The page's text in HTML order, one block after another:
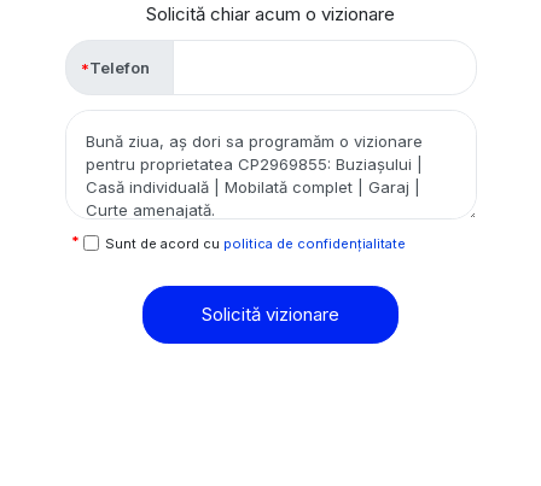
Solicită chiar acum o vizionare
Telefon
Sunt de acord cu politica de confidențialitate
Solicită vizionare